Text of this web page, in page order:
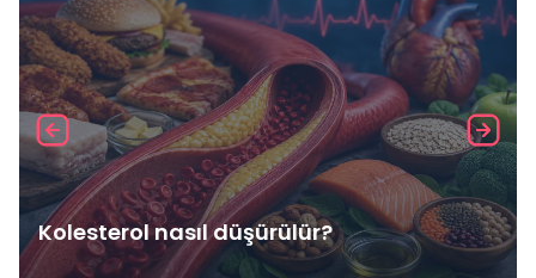
Kolesterol nasıl düşürülür?